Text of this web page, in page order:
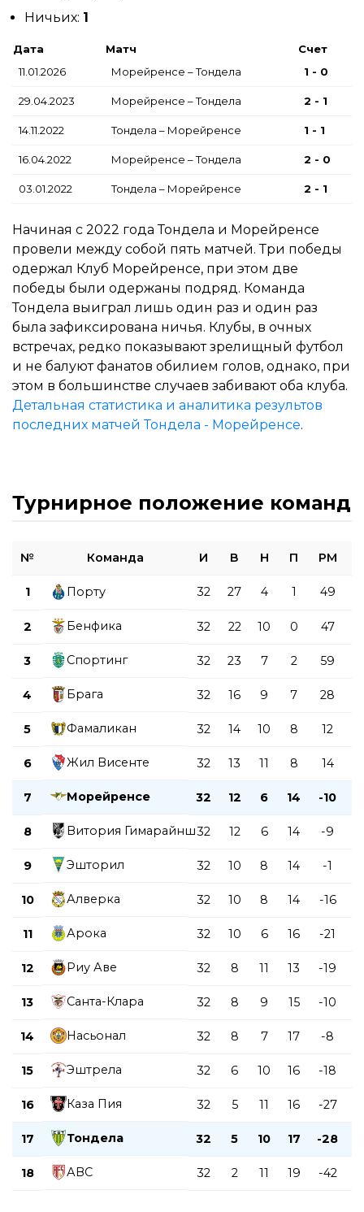
Ничьих: 1
Дата Матч
Счет
11.01.2026
Морейренсе – Тондела 1 - 0
29.04.2023 Морейренсе – Тондела 2 - 1
14.11.2022 Тондела – Морейренсе 1 - 1
16.04.2022 Морейренсе – Тондела 2 - 0
03.01.2022 Тондела – Морейренсе 2 - 1
Начиная с 2022 года Тондела и Морейренсе
провели между собой пять матчей. Три победы
одержал Клуб Морейренсе, при этом две
победы были одержаны подряд. Команда
Тондела выиграл лишь один раз и один раз
была зафиксирована ничья. Клубы, в очных
встречах, редко показывают зрелищный футбол
и не балуют фанатов обилием голов, однако, при
этом в большинстве случаев забивают оба клуба.
Детальная статистика и аналитика результов
последних матчей Тондела - Морейренсе.
Турнирное положение команд
№ Команда И В Н П РМ
1 Порту 32 27 4 1 49
2 Бенфика 32 22 10 0 47
3 Спортинг 32 23 7 2 59
4 Брага 32 16 9 7 28
5 Фамаликан 32 14 10 8 12
6 Жил Висенте 32 13 11 8 14
7 Морейренсе 32 12 6 14 -10
8 Витория Гимарайнш32 12 6 14 -9
9 Эшторил 32 10 8 14 -1
10 Алверка 32 10 8 14 -16
11 Арока 32 10 6 16 -21
12 Риу Аве 32 8 11 13 -19
13 Санта-Клара 32 8 9 15 -10
14 Насьонал 32 8 7 17 -8
15 Эштрела 32 6 10 16 -18
16 Каза Пия 32 5 11 16 -27
17 Тондела 32 5 10 17 -28
18 АВС 32 2 11 19 -42